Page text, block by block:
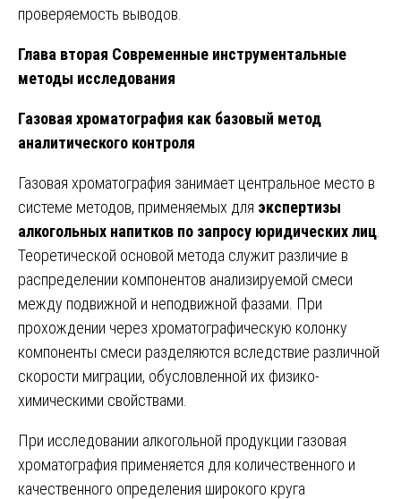
проверяемость выводов.
Глава вторая Современные инструментальные
методы исследования
Газовая хроматография как базовый метод
аналитического контроля
Газовая хроматография занимает центральное место в
системе методов, применяемых для экспертизы
алкогольных напитков по запросу юридических лиц
Теоретической основой метода служит различие в
распределении компонентов анализируемой смеси
между подвижной и неподвижной фазами. При
прохождении через хроматографическую колонку
компоненты смеси разделяются вследствие различной
скорости миграции, обусловленной их физико-
химическими свойствами.
При исследовании алкогольной продукции газовая
хроматография применяется для количественного и
качественного определения широкого круга